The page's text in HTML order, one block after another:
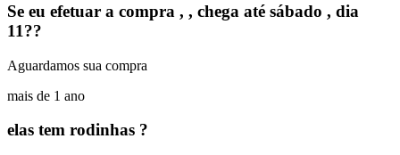
Se eu efetuar a compra , , chega até sábado , dia
11??
Aguardamos sua compra
mais de 1 ano
elas tem rodinhas ?